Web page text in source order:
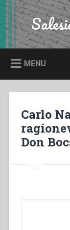
Skip
to
content
Search
MENU
Carlo
Don